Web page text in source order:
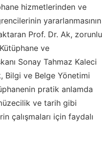
hizmetlerinden ve
yararlanmasının
Prof. Dr. Ak, zorunlu
ve
Sonay Tahmaz Kaleci
Bilgi ve Belge Yönetimi
pratik anlamda
ve tarih gibi
çalışmaları için faydalı